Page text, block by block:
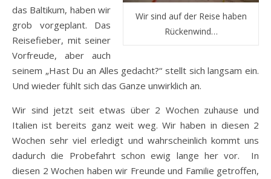
Wir sind auf der Reise haben
Rückenwind…
das Baltikum, haben wir
grob vorgeplant. Das
Reisefieber, mit seiner
Vorfreude, aber auch
seinem „Hast Du an Alles gedacht?“ stellt sich langsam ein.
Und wieder fühlt sich das Ganze unwirklich an.
Wir sind jetzt seit etwas über 2 Wochen zuhause und
Italien ist bereits ganz weit weg. Wir haben in diesen 2
Wochen sehr viel erledigt und wahrscheinlich kommt uns
dadurch die Probefahrt schon ewig lange her vor. In
diesen 2 Wochen haben wir Freunde und Familie getroffen,